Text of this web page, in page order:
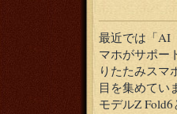
最近では「AI
マホがサポー
りたたみスマ
目を集めてい
モデルZ